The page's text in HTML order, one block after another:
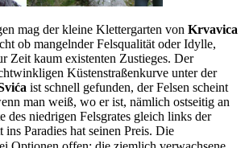
mag der kleine Klettergarten von Krvavica
ob mangelnder Felsqualität oder Idylle,
Zeit kaum existenten Zustieges. Der
Küstenstraßenkurve unter der
ist schnell gefunden, der Felsen scheint
man weiß, wo er ist, nämlich ostseitig an
des niedrigen Felsgrates gleich links der
Paradies hat seinen Preis. Die